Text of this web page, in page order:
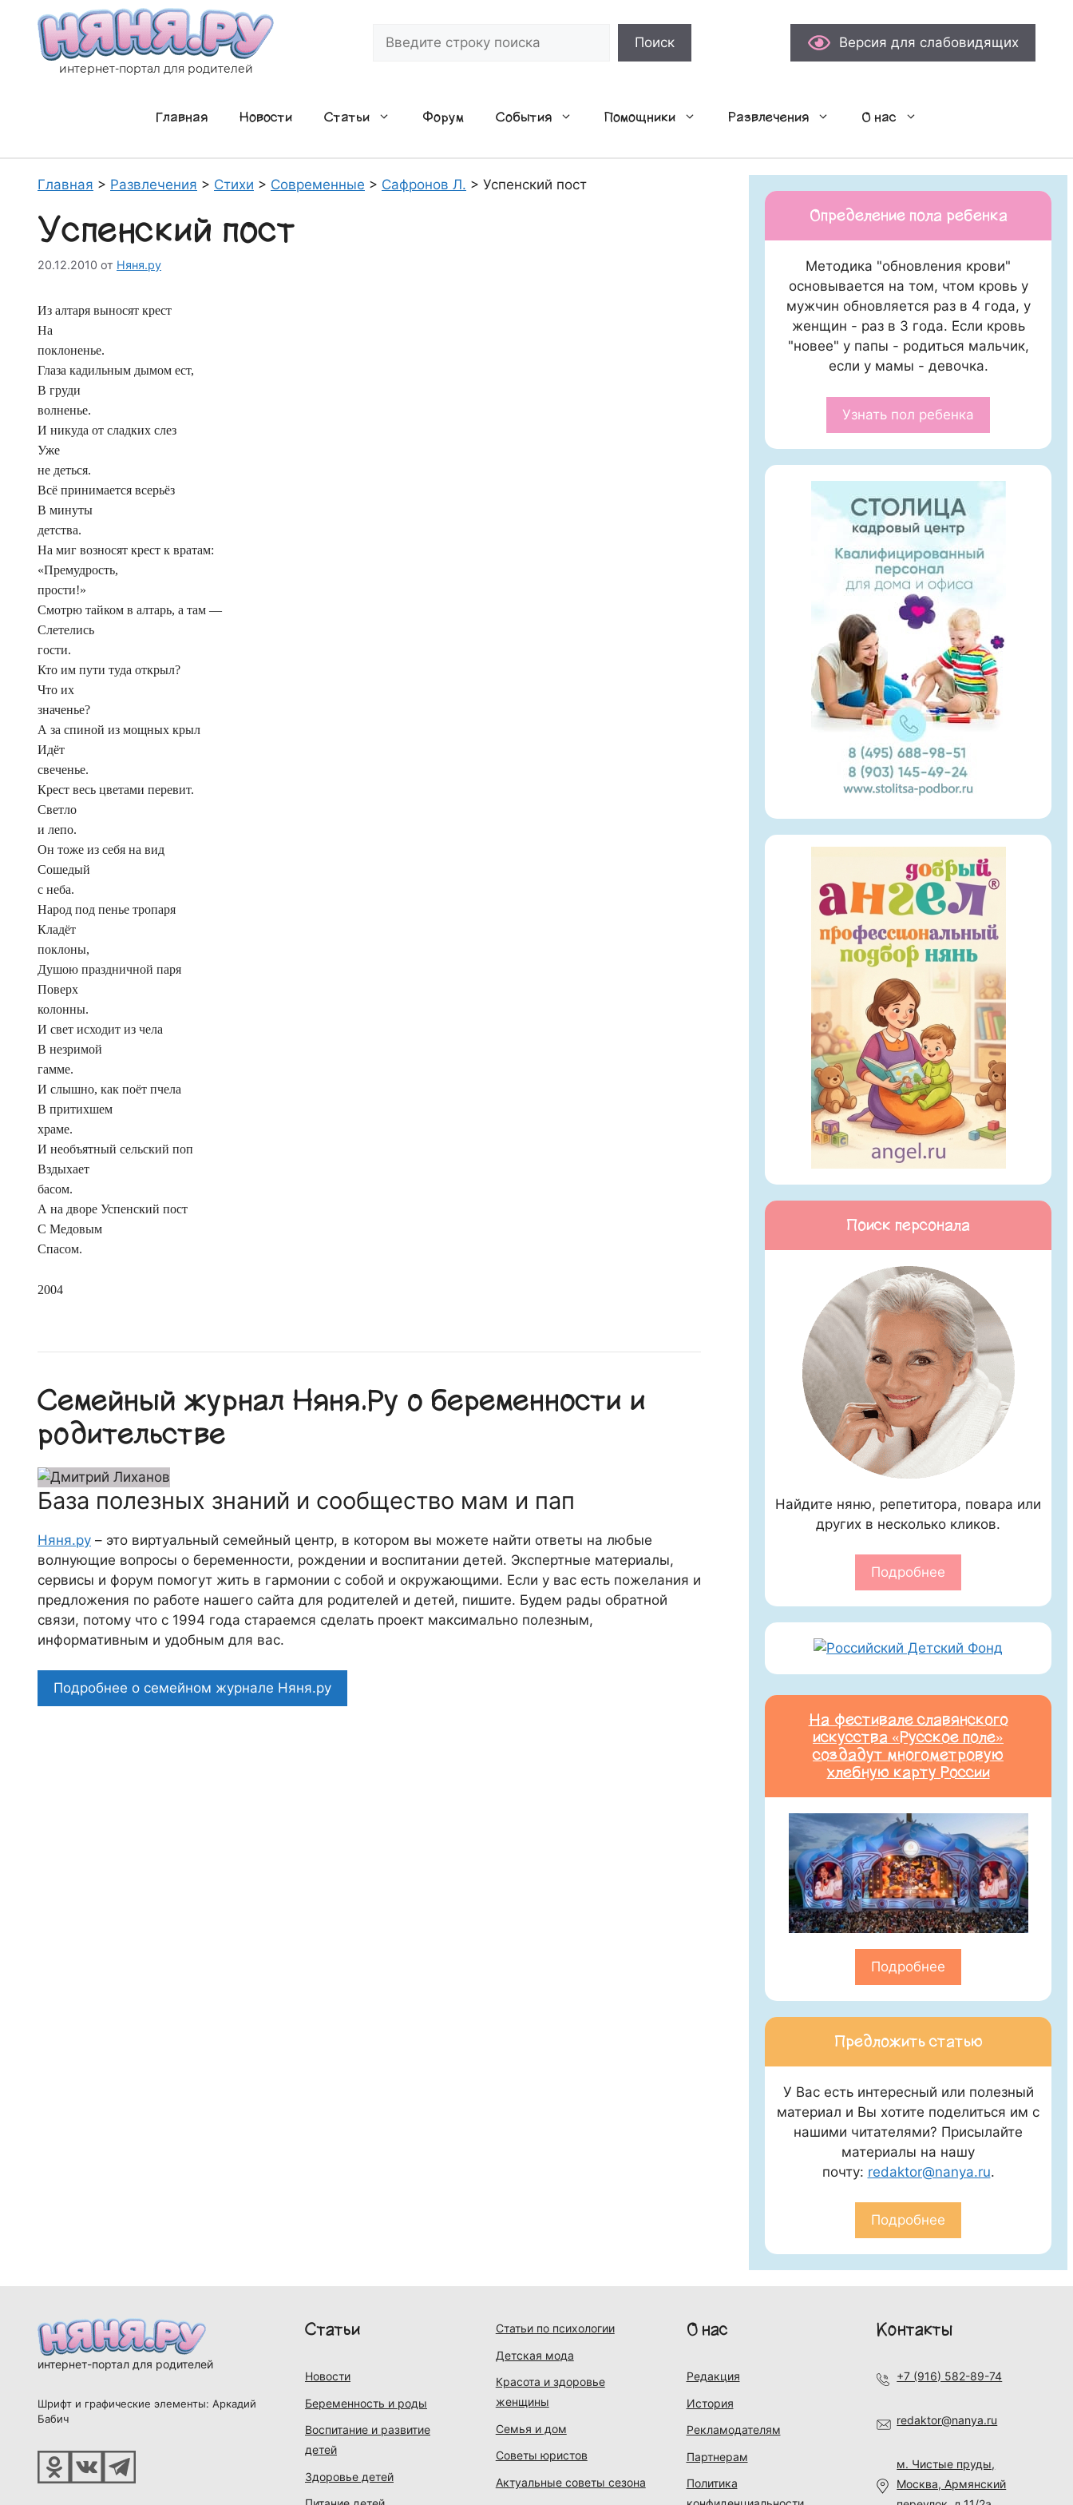
содержимому
интернет-портал для родителей
Поиск Версия для слабовидящих
Главная Новости Статьи Форум События Помощники Развлечения О нас
Главная > Развлечения > Стихи > Современные > Сафронов Л. > Успенский пост
Успенский пост
20.12.2010 от Няня.ру
Из алтаря выносят крест
На
поклоненье.
Глаза кадильным дымом ест,
В груди
волненье.
И никуда oт сладких слез
Уже
не деться.
Всё принимается всерьёз
В минуты
детства.
На миг возносят крест к вратам:
«Премудрость,
прости!»
Смотрю тайком в алтарь, а там —
Слетелись
гости.
Кто им пути туда открыл?
Что их
значенье?
А за спиной из мощных крыл
Идёт
свеченье.
Крест весь цветами перевит.
Светло
и лепо.
Он тоже из себя на вид
Сошедый
с неба.
Народ под пенье тропаря
Кладёт
поклоны,
Душою праздничной паря
Поверх
колонны.
И свет исходит из чела
В незримой
гамме.
И слышно, как поёт пчела
В притихшем
храме.
И необъятный сельский поп
Вздыхает
басом.
А на дворе Успенский пост
С Медовым
Спасом.
2004
Семейный журнал Няня.Ру о беременности и
родительстве
База полезных знаний и сообщество мам и пап
Няня.ру – это виртуальный семейный центр, в котором вы можете найти ответы на любые
волнующие вопросы о беременности, рождении и воспитании детей. Экспертные материалы,
сервисы и форум помогут жить в гармонии с собой и окружающими. Если у вас есть пожелания и
предложения по работе нашего сайта для родителей и детей, пишите. Будем рады обратной
связи, потому что c 1994 года стараемся сделать проект максимально полезным,
информативным и удобным для вас.
Подробнее о семейном журнале Няня.ру
Определение пола ребенка
Методика "обновления крови"
основывается на том, чтом кровь у
мужчин обновляется раз в 4 года, у
женщин - раз в 3 года. Если кровь
"новее" у папы - родиться мальчик,
если у мамы - девочка.
Узнать пол ребенка
Поиск персонала
Найдите няню, репетитора, повара или
других в несколько кликов.
Подробнее
На фестивале славянского
искусства «Русское поле»
создадут многометровую
хлебную карту России
Подробнее
Предложить статью
У Вас есть интересный или полезный
материал и Вы хотите поделиться им с
нашими читателями? Присылайте
материалы на нашу
почту: redaktor@nanya.ru.
Подробнее
интернет-портал для родителей
Шрифт и графические элементы: Аркадий
Бабич
Статьи
Новости
Беременность и роды
Воспитание и развитие
детей
Здоровье детей
Статьи по психологии
Детская мода
Красота и здоровье
женщины
Семья и дом
Советы юристов
Актуальные советы сезона
О нас
Редакция
История
Рекламодателям
Партнерам
Политика
Контакты
+7 (916) 582-89-74
redaktor@nanya.ru
м. Чистые пруды,
Москва, Армянский